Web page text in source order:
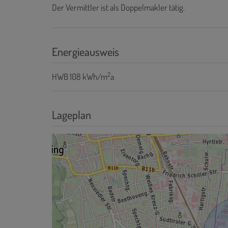
Der Vermittler ist als Doppelmakler tätig.
Energieausweis
HWB108 kWh/m2a
Lageplan